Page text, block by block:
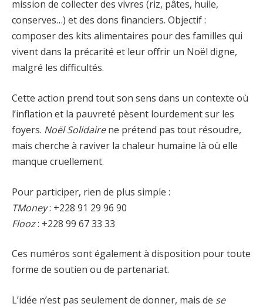
mission de collecter des vivres (riz, pâtes, huile,
conserves…) et des dons financiers. Objectif :
composer des kits alimentaires pour des familles qui
vivent dans la précarité et leur offrir un Noël digne,
malgré les difficultés.
Cette action prend tout son sens dans un contexte où
l’inflation et la pauvreté pèsent lourdement sur les
foyers. Noël Solidairene prétend pas tout résoudre,
mais cherche à raviver la chaleur humaine là où elle
manque cruellement.
Pour participer, rien de plus simple :
TMoney: +228 91 29 96 90
Flooz: +228 99 67 33 33
Ces numéros sont également à disposition pour toute
forme de soutien ou de partenariat.
L’idée n’est pas seulement de donner, mais de se